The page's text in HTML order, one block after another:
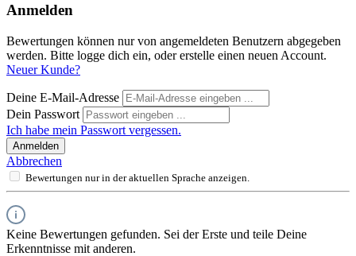
Anmelden
Bewertungen können nur von angemeldeten Benutzern abgegeben
werden. Bitte logge dich ein, oder erstelle einen neuen Account.
Neuer Kunde?
Deine E-Mail-Adresse
Dein Passwort
Ich habe mein Passwort vergessen.
Anmelden
Abbrechen
Bewertungen nur in der aktuellen Sprache anzeigen.
Keine Bewertungen gefunden. Sei der Erste und teile Deine
Erkenntnisse mit anderen.